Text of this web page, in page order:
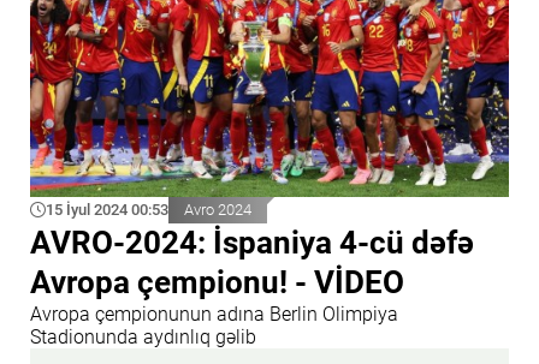
15 İyul 2024 00:53 Avro 2024
AVRO-2024: İspaniya 4-cü dəfə
Avropa çempionu! - VİDEO
Avropa çempionunun adına Berlin Olimpiya
Stadionunda aydınlıq gəlib